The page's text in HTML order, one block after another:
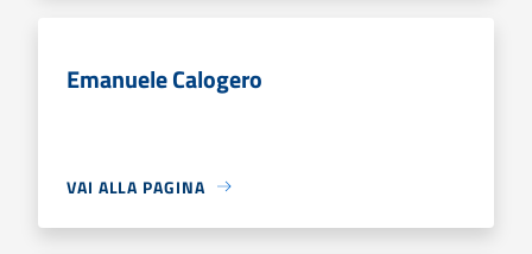
Emanuele Calogero
VAI ALLA PAGINA